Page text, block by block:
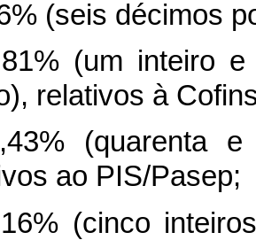
(seis décimos
(um inteiro
relativos à
(quarenta
ao PIS/Pasep;
(cinco